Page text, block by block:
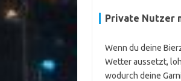
Private Nutzer
Wenn du deine
Wetter aussetzt,
wodurch deine